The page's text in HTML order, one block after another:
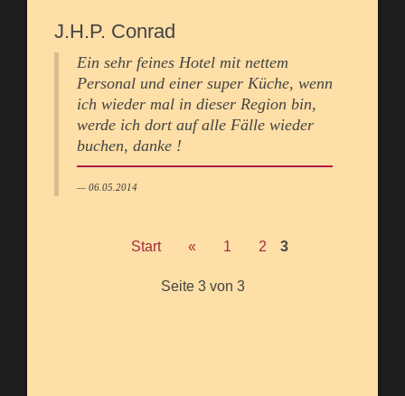
J.H.P. Conrad
Ein sehr feines Hotel mit nettem
Personal und einer super Küche, wenn
ich wieder mal in dieser Region bin,
werde ich dort auf alle Fälle wieder
buchen, danke !
06.05.2014
Start « 1 2 3
Seite 3 von 3